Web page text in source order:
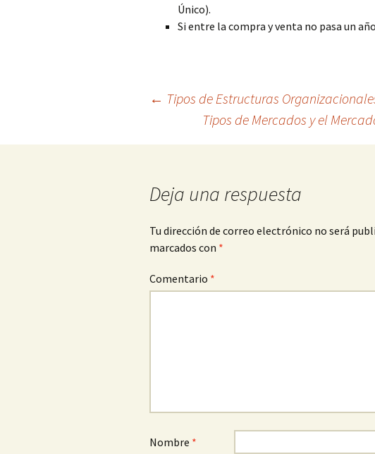
Único).
Si entre la compra y venta no pasa un
Navegación
de
← Tipos de Estructuras
Tipos de Mercados y el
Deja una respuesta
Tu dirección de correo electrónico no será
marcados con *
Comentario *
Nombre *